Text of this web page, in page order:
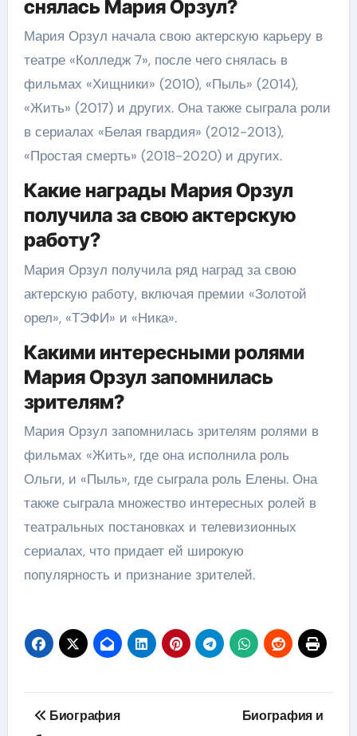
снялась Мария Орзул?
Мария Орзул начала свою актерскую карьеру в
театре «Колледж 7», после чего снялась в
фильмах «Хищники» (2010), «Пыль» (2014),
«Жить» (2017) и других. Она также сыграла роли
в сериалах «Белая гвардия» (2012-2013),
«Простая смерть» (2018-2020) и других.
Какие награды Мария Орзул
получила за свою актерскую
работу?
Мария Орзул получила ряд наград за свою
актерскую работу, включая премии «Золотой
орел», «ТЭФИ» и «Ника».
Какими интересными ролями
Мария Орзул запомнилась
зрителям?
Мария Орзул запомнилась зрителям ролями в
фильмах «Жить», где она исполнила роль
Ольги, и «Пыль», где сыграла роль Елены. Она
также сыграла множество интересных ролей в
театральных постановках и телевизионных
сериалах, что придает ей широкую
популярность и признание зрителей.
Навигация
Биография
Биография и